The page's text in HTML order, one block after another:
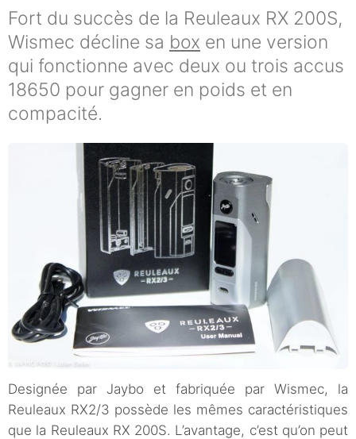
Fort du succès de la Reuleaux RX 200S,
Wismec décline sa box en une version
qui fonctionne avec deux ou trois accus
18650 pour gagner en poids et en
compacité.
Designée par Jaybo et fabriquée par Wismec, la
Reuleaux RX2/3 possède les mêmes caractéristiques
que la Reuleaux RX 200S. L’avantage, c’est qu’on peut